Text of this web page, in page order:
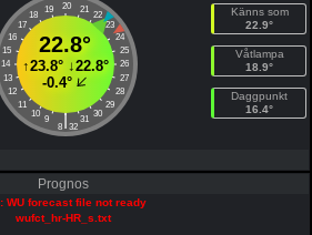
20
19 21
18
22
17
23
16
24
15
25
14
26
13
27
12
28
11
29
10
30
9 31
|
8 32
22.8°
↑23.8°↓22.8°
-0.4°
Känns som
22.9°
Våtlampa
18.9°
Daggpunkt
16.4°
Prognos
WU forecast file not ready
wufct_hr-HR_s.txt